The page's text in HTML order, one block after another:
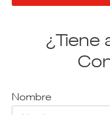
¿Tiene
Nombre